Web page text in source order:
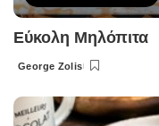
Εύκολη Μηλόπιτα
Posted
George Zolis